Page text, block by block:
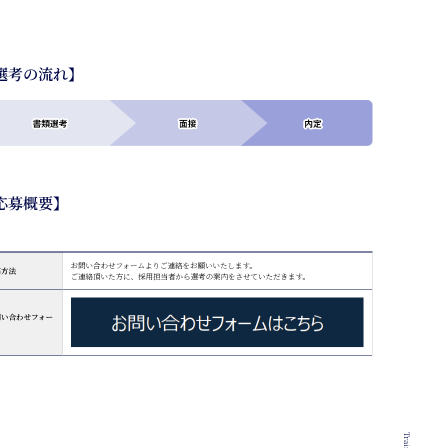
考の流れ】
募概要】
法
お問い合わせフォームよりご連絡をお願いいたします。
ご連絡頂いた方に、採用担当者から選考の案内をさせていただきます。
合わせフォー